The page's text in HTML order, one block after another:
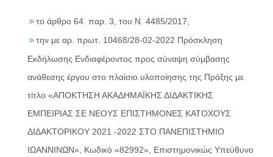
το άρθρο 64. παρ. 3, του Ν. 4485/2017,
την με αρ. πρωτ. 10468/28-02-2022 Πρόσκληση
Εκδήλωσης Ενδιαφέροντος προς σύναψη σύμβασης
ανάθεσης έργου στο πλαίσιο υλοποίησης της Πράξης με
τίτλο «ΑΠΟΚΤΗΣΗ ΑΚΑΔΗΜΑΪΚΗΣ ΔΙΔΑΚΤΙΚΗΣ
ΕΜΠΕΙΡΙΑΣ ΣΕ ΝΕΟΥΣ ΕΠΙΣΤΗΜΟΝΕΣ ΚΑΤΟΧΟΥΣ
ΔΙΔΑΚΤΟΡΙΚΟΥ 2021 -2022 ΣΤΟ ΠΑΝΕΠΙΣΤΗΜΙΟ
ΙΩΑΝΝΙΝΩΝ», Κωδικό «82992», Επιστημονικώς Υπεύθυνο